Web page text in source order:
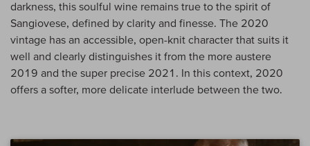
darkness, this soulful wine remains true to the spirit of
Sangiovese, defined by clarity and finesse. The 2020
vintage has an accessible, open-knit character that suits it
well and clearly distinguishes it from the more austere
2019 and the super precise 2021. In this context, 2020
offers a softer, more delicate interlude between the two.